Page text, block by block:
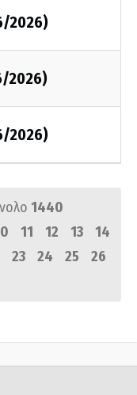
2026)
2026)
2026)
1440
11 12 13
14
23 24 25
26